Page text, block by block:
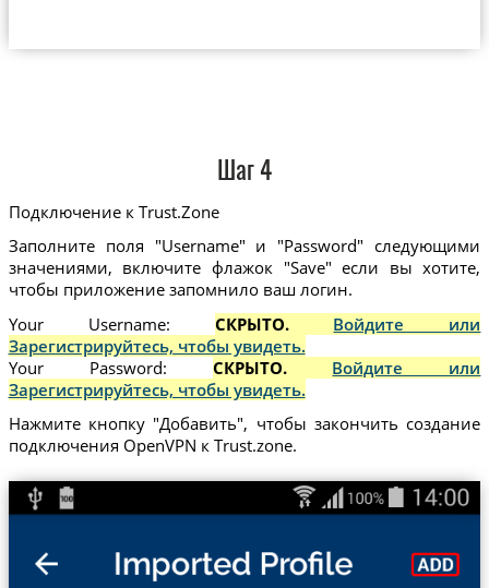
Шаг 4
Подключение к Trust.Zone
Заполните поля "Username" и "Password" следующими
значениями, включите флажок "Save" если вы хотите,
чтобы приложение запомнило ваш логин.
Your Username: СКРЫТО. Войдите или
Зарегистрируйтесь, чтобы увидеть.
Your Password: СКРЫТО. Войдите или
Зарегистрируйтесь, чтобы увидеть.
Нажмите кнопку "Добавить", чтобы закончить создание
подключения OpenVPN к Trust.zone.